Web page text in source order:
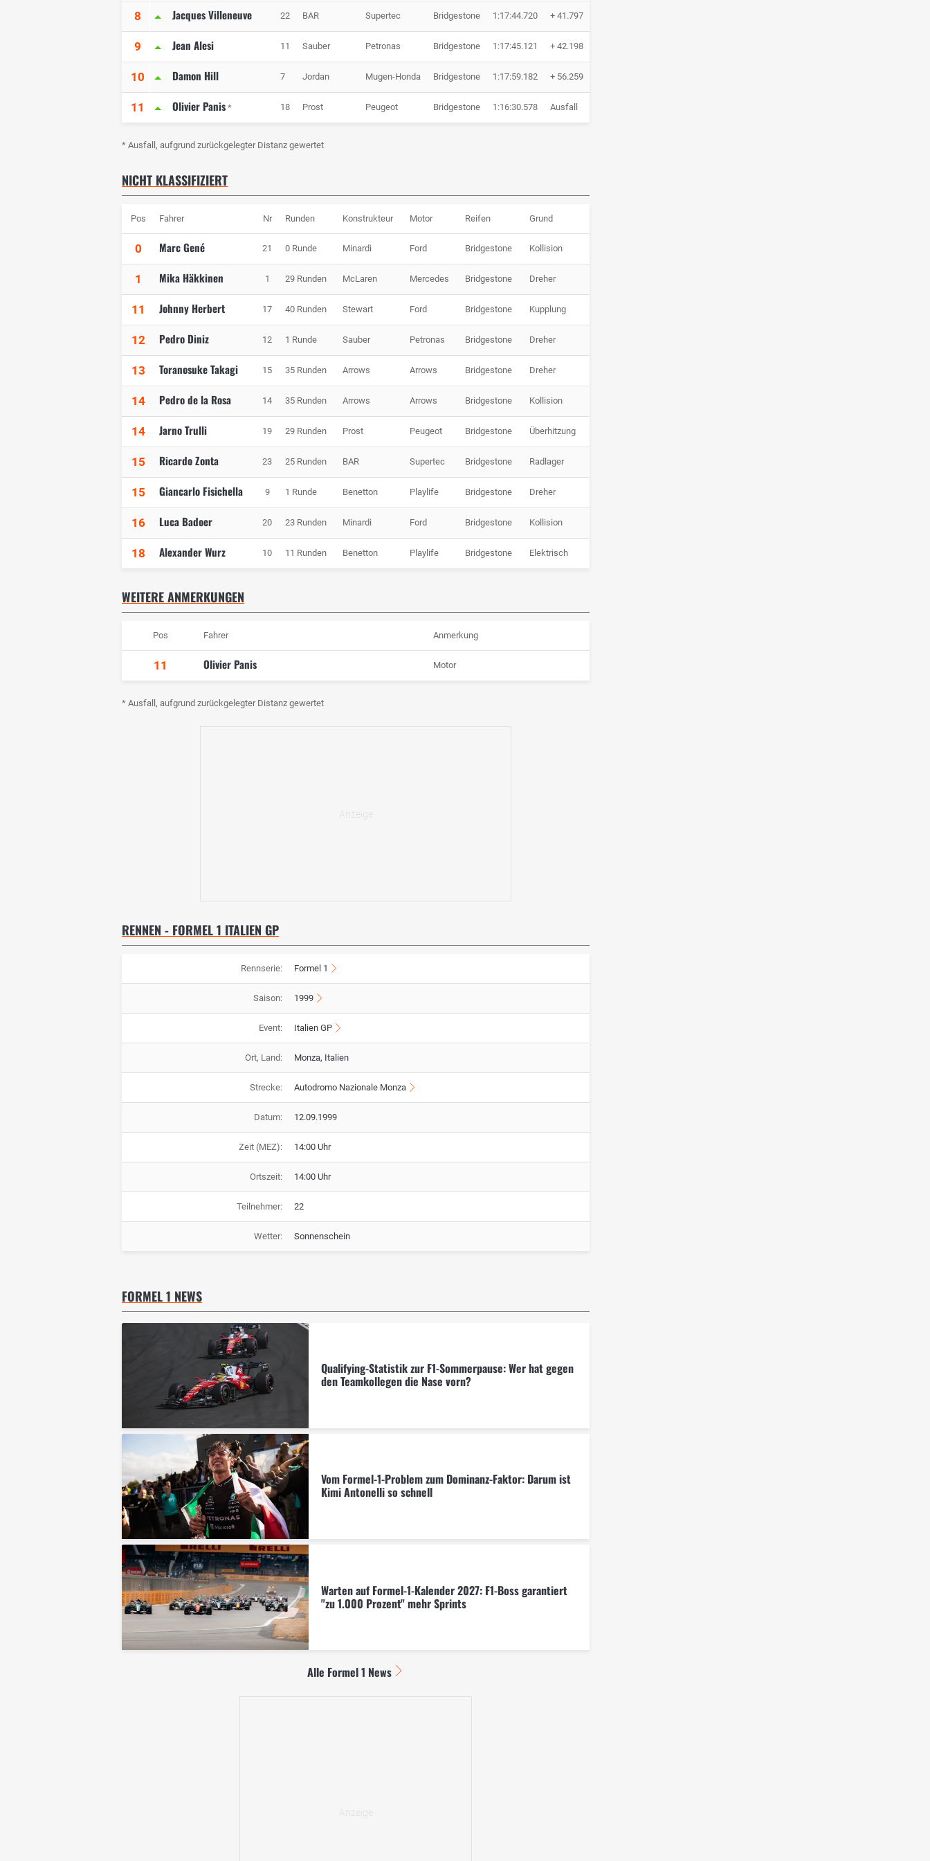
8 Jacques Villeneuve 22 BAR Supertec Bridgestone 1:17:44.720 + 41.797
9 Jean Alesi 11 Sauber Petronas Bridgestone 1:17:45.121 + 42.198
10 Damon Hill 7 Jordan Mugen-Honda Bridgestone 1:17:59.182 + 56.259
11 Olivier Panis * 18 Prost Peugeot Bridgestone 1:16:30.578 Ausfall
* Ausfall, aufgrund zurückgelegter Distanz gewertet
NICHT KLASSIFIZIERT
Pos Fahrer Nr Runden Konstrukteur Motor Reifen Grund
0 Marc Gené 21 0 Runde Minardi Ford Bridgestone Kollision
1 Mika Häkkinen 1 29 Runden McLaren Mercedes Bridgestone Dreher
11 Johnny Herbert 17 40 Runden Stewart Ford Bridgestone Kupplung
12 Pedro Diniz 12 1 Runde Sauber Petronas Bridgestone Dreher
13 Toranosuke Takagi 15 35 Runden Arrows Arrows Bridgestone Dreher
14 Pedro de la Rosa 14 35 Runden Arrows Arrows Bridgestone Kollision
14 Jarno Trulli 19 29 Runden Prost Peugeot Bridgestone Überhitzung
15 Ricardo Zonta 23 25 Runden BAR Supertec Bridgestone Radlager
15 Giancarlo Fisichella 9 1 Runde Benetton Playlife Bridgestone Dreher
16 Luca Badoer 20 23 Runden Minardi Ford Bridgestone Kollision
18 Alexander Wurz 10 11 Runden Benetton Playlife Bridgestone Elektrisch
WEITERE ANMERKUNGEN
Pos Fahrer Anmerkung
11 Olivier Panis Motor
* Ausfall, aufgrund zurückgelegter Distanz gewertet
RENNEN - FORMEL 1 ITALIEN GP
Rennserie: Formel 1
Saison: 1999
Event: Italien GP
Ort, Land: Monza, Italien
Strecke: Autodromo Nazionale Monza
Datum: 12.09.1999
Zeit (MEZ): 14:00 Uhr
Ortszeit: 14:00 Uhr
Teilnehmer: 22
Wetter: Sonnenschein
FORMEL 1 NEWS
Qualifying-Statistik zur F1-Sommerpause: Wer hat gegen
den Teamkollegen die Nase vorn?
Vom Formel-1-Problem zum Dominanz-Faktor: Darum ist
Kimi Antonelli so schnell
Warten auf Formel-1-Kalender 2027: F1-Boss garantiert
"zu 1.000 Prozent" mehr Sprints
Alle Formel 1 News